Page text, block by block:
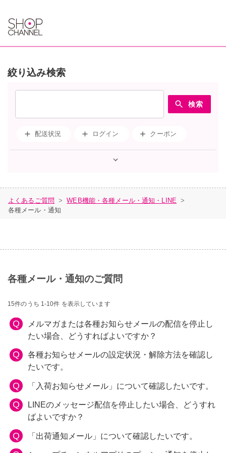
絞り込み検索
検索
配送状況 ログイン クーポン
クレジットカード有効期限更新
よくあるご質問 > WEB機能・各種メール・通知・LINE
>
各種メール・通知
各種メール・通知のご質問
15件のうち 1-10件 を表示しています
Q
メルマガまたは各種お知らせメールの配信を停止し
たい場合、どうすればよいですか？
Q
各種お知らせメールの設定状況・解除方法を確認し
たいです。
Q 「入荷お知らせメール」について確認したいです。
Q
LINEのメッセージ配信を停止したい場合、どうすれ
ばよいですか？
Q 「出荷通知メール」について確認したいです。